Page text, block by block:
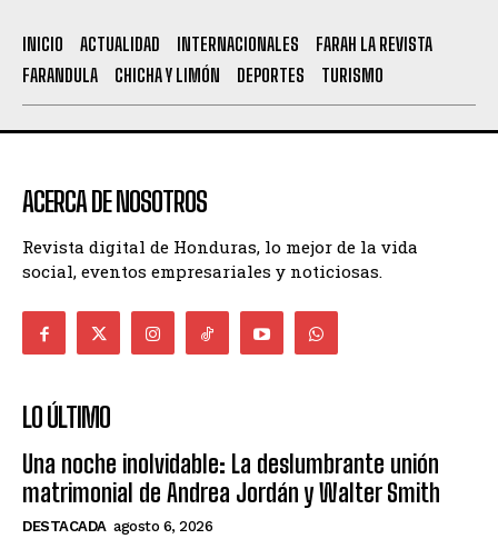
INICIO ACTUALIDAD INTERNACIONALES
FARAH LA REVISTA
FARANDULA
CHICHA Y LIMÓN DEPORTES TURISMO
ACERCA DE NOSOTROS
Revista digital de Honduras, lo mejor de la vida
social, eventos empresariales y noticiosas.
LO ÚLTIMO
Una noche inolvidable: La deslumbrante unión
matrimonial de Andrea Jordán y Walter Smith
DESTACADA agosto 6, 2026